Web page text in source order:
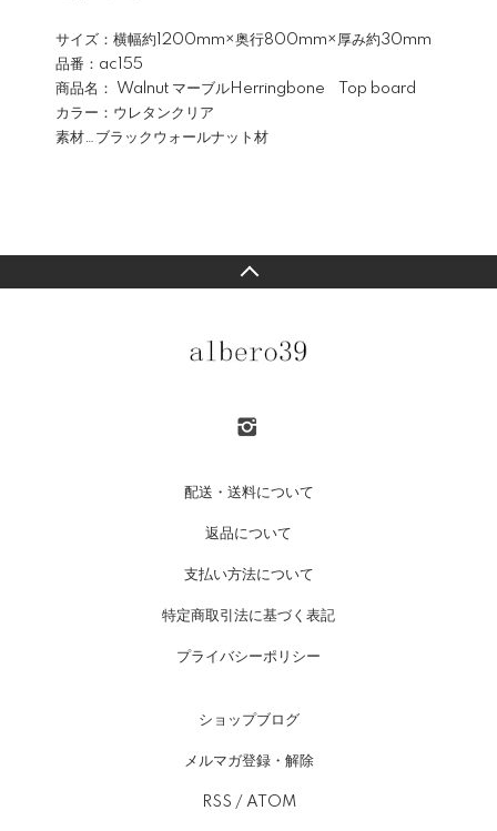
サイズ：横幅約1200mm×奥行800mm×厚み約30mm
品番：ac155
商品名： Walnut マーブルHerringbone Top board
カラー：ウレタンクリア
素材…ブラックウォールナット材
配送・送料について
返品について
支払い方法について
特定商取引法に基づく表記
プライバシーポリシー
ショップブログ
メルマガ登録・解除
RSS / ATOM